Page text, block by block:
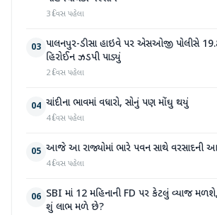
3 દિવસ પહેલા
03 પાલનપુર-ડીસા હાઇવે પર એસઓજી પોલીસે
હિરોઈન ઝડપી પાડ્યું
2 દિવસ પહેલા
04 ચાંદીના ભાવમાં વધારો, સોનું પણ મોંઘુ થયું
4 દિવસ પહેલા
05 આજે આ રાજ્યોમાં ભારે પવન સાથે વરસાદની
4 દિવસ પહેલા
06 SBI માં 12 મહિનાની FD પર કેટલું વ્યાજ મળશે,
શું લાભ મળે છે?